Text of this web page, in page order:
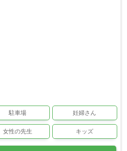
駐車場 妊婦さん
女性の先生 キッズ